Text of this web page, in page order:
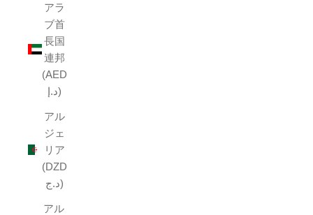
アラ
ブ首
長国
連邦
(AED
د.إ)
アル
ジェ
リア
(DZD
د.ج)
アル